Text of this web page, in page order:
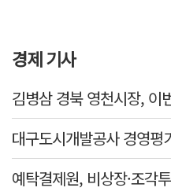
경제 기사